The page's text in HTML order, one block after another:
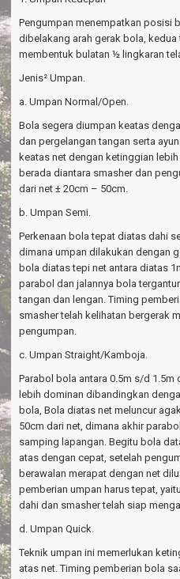
Pengumpan menempatkan posisi
dibelakang arah gerak bola, kedua
membentuk bulatan ½ lingkaran
Jenis² Umpan.
a. Umpan Normal/Open.
Bola segera diumpan keatas
dan pergelangan tangan serta
keatas net dengan ketinggian
berada diantara smasher dan
dari net ± 20cm – 50cm.
b. Umpan Semi.
Perkenaan bola tepat diatas dahi
dimana umpan dilakukan dengan
bola diatas tepi net antara diatas
parabol dan jalannya bola
tangan dan lengan. Timing
smasher telah kelihatan bergerak
pengumpan.
c. Umpan Straight/Kamboja.
Parabol bola antara 0.5m s/d
lebih dominan dibandingkan
bola, Bola diatas net meluncur
50cm dari net, dimana akhir
samping lapangan. Begitu bola
atas dengan cepat, setelah
berawalan merapat dengan net
pemberian umpan harus tepat,
dahi dan smasher telah siap
d. Umpan Quick.
Teknik umpan ini memerlukan
atas net. Timing pemberian bola